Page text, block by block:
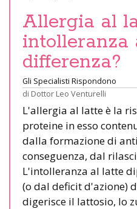
Allergia al
intolleranza
differenza?
Gli Specialisti Rispondono
di Dottor Leo Venturelli
L'allergia al latte è la
proteine in esso
dalla formazione di
conseguenza, dal
L'intolleranza al latte
(o dal deficit d'azione)
digerisce il lattosio, lo